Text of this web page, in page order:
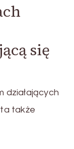
się
działających
także